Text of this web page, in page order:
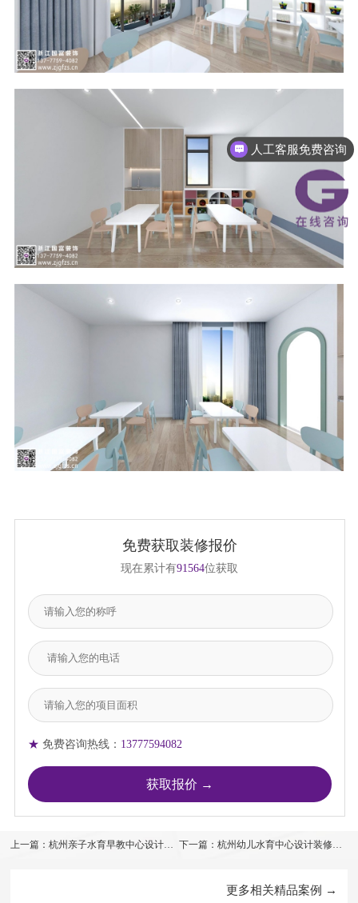
免费获取装修报价
现在累计有91564位获取
★免费咨询热线： 13777594082
上一篇：杭州亲子水育早教中心设计案
下一篇：杭州幼儿水育中心设计装修案
更多相关精品案例 →
人工客服免费咨询